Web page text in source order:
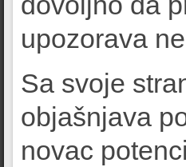
upozorava
Sa svoje
objašnjava
novac